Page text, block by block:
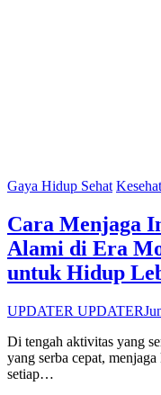
Gaya Hidup Sehat
Cara Menjaga
Alami di Era
untuk Hidup
UPDATER UPDATER
Di tengah aktivitas yang
yang serba cepat,
setiap…